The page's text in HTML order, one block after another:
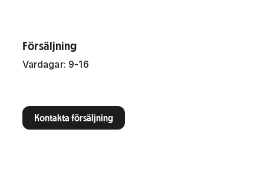
Försäljning
Vardagar: 9-16
Kontakta försäljning